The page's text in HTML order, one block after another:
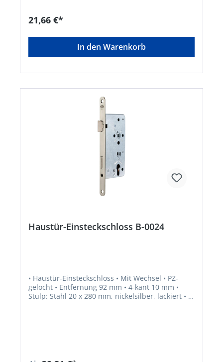
21,66 €*
In den Warenkorb
Haustür-Einsteckschloss B-0024
• Haustür-Einsteckschloss • Mit Wechsel • PZ-
gelocht • Entfernung 92 mm • 4-kant 10 mm •
Stulp: Stahl 20 x 280 mm, nickelsilber, lackiert • 1-